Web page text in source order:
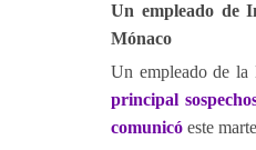
Un empleado de
Mónaco
Un empleado de la
principal
comunicó este